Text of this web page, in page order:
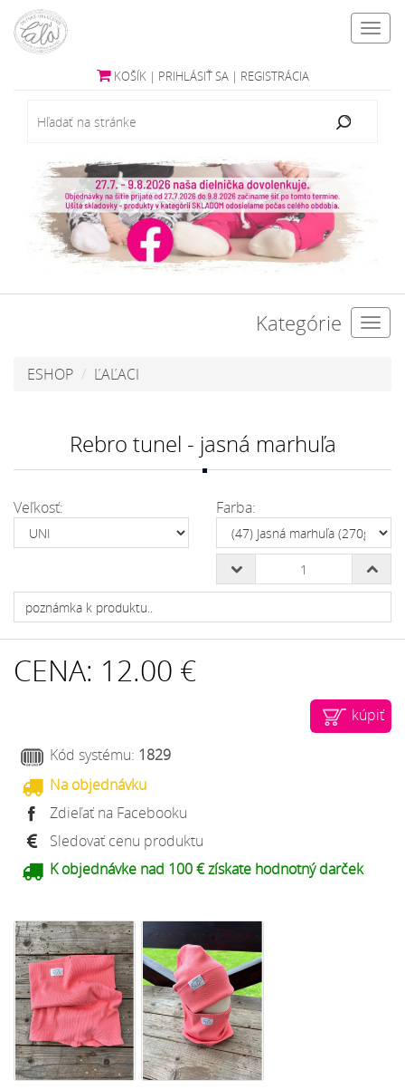
KOŠÍK | PRIHLÁSIŤ SA | REGISTRÁCIA
Kategórie
ESHOP ĽAĽACI
Rebro tunel - jasná marhuľa
Veľkosť: Farba:
CENA: 12.00 €
kúpiť
Kód systému: 1829
Na objednávku
Zdieľať na Facebooku
Sledovať cenu produktu
K objednávke nad 100 € získate hodnotný darček